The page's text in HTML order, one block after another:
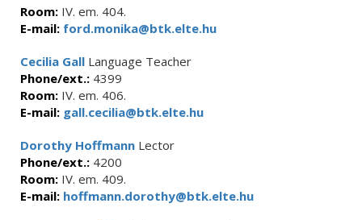
Room: IV. em. 404.
E-mail: ford.monika@btk.elte.hu
Cecilia Gall Language Teacher
Phone/ext.: 4399
Room: IV. em. 406.
E-mail: gall.cecilia@btk.elte.hu
Dorothy Hoffmann Lector
Phone/ext.: 4200
Room: IV. em. 409.
E-mail: hoffmann.dorothy@btk.elte.hu